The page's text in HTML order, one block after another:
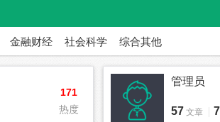
金融财经 社会科学 综合其他
171
热度
管理员
57 文章